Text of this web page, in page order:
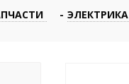
- ЭЛЕКТРИКА